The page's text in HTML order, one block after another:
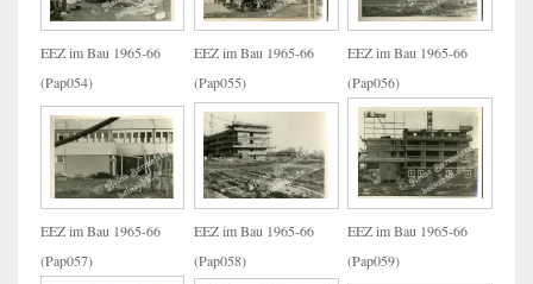
EEZ im Bau 1965-66
(Pap054)
EEZ im Bau 1965-66
(Pap055)
EEZ im Bau 1965-66
(Pap056)
EEZ im Bau 1965-66
(Pap057)
EEZ im Bau 1965-66
(Pap058)
EEZ im Bau 1965-66
(Pap059)